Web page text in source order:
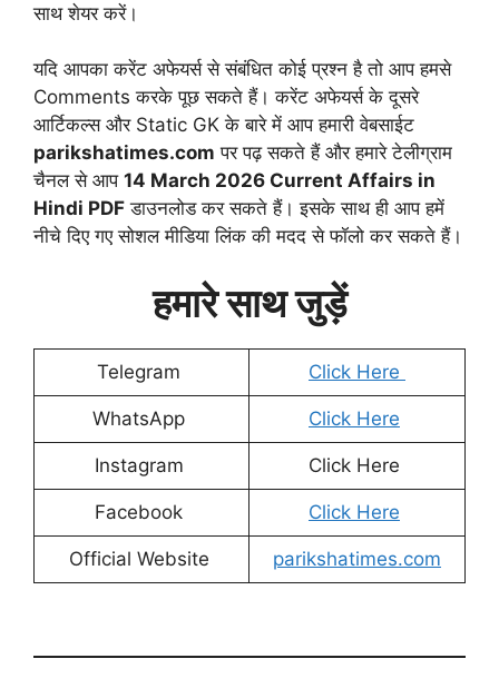
साथ शेयर करें।
यदि आपका करेंट अफेयर्स से संबंधित कोई प्रश्न है तो आप हमसे
Comments करके पूछ सकते हैं। करेंट अफेयर्स के दूसरे
आर्टिकल्स और Static GK के बारे में आप हमारी वेबसाईट
parikshatimes.com पर पढ़ सकते हैं और हमारे टेलीग्राम
चैनल से आप 14 March 2026 Current Affairs in
Hindi PDF डाउनलोड कर सकते हैं। इसके साथ ही आप हमें
नीचे दिए गए सोशल मीडिया लिंक की मदद से फॉलो कर सकते हैं।
हमारे साथ जुड़ें
Telegram Click Here
WhatsApp Click Here
Instagram Click Here
Facebook Click Here
Official Website parikshatimes.com